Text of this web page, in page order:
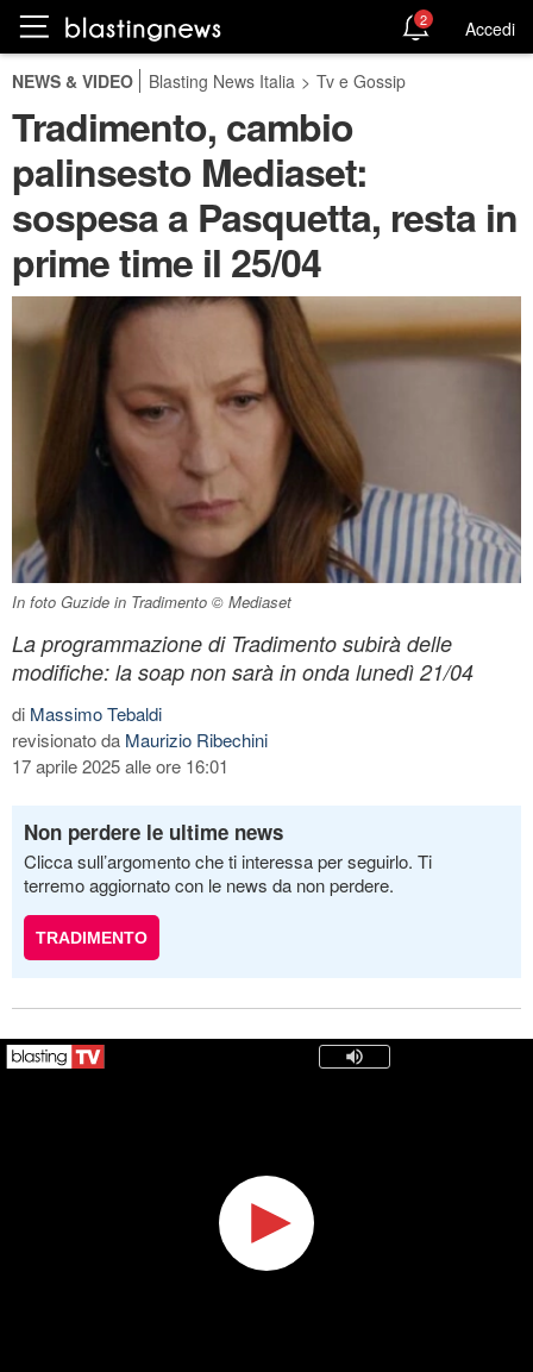
2 Accedi
NEWS & VIDEO Blasting News Italia > Tv e Gossip
Tradimento, cambio
palinsesto Mediaset:
sospesa a Pasquetta, resta in
prime time il 25/04
In foto Guzide in Tradimento © Mediaset
La programmazione di Tradimento subirà delle
modifiche: la soap non sarà in onda lunedì 21/04
di Massimo Tebaldi
revisionato da Maurizio Ribechini
17 aprile 2025 alle ore 16:01
Non perdere le ultime news
Clicca sull’argomento che ti interessa per seguirlo. Ti
terremo aggiornato con le news da non perdere.
TRADIMENTO